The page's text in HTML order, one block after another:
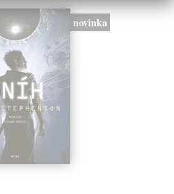
novinka